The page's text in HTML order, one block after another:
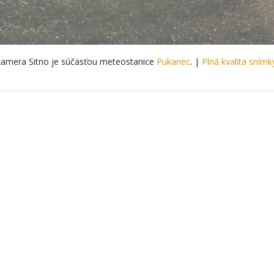
Sitno je súčasťou meteostanice Pukanec. | Plná kvalita